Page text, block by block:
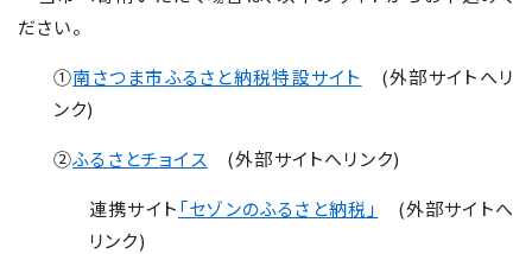
ださい。
①南さつま市ふるさと納税特設サイト (外部サイトへリ
ンク)
②ふるさとチョイス (外部サイトへリンク)
連携サイト「セゾンのふるさと納税」 (外部サイトへ
リンク)